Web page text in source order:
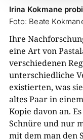
Irina Kokmane
Foto: Beate
Ihre
eine Art von
verschiedenen
unterschiedliche
existierten, was
altes Paar in
Kopie davon an.
Schnüre und nur
mit dem man den